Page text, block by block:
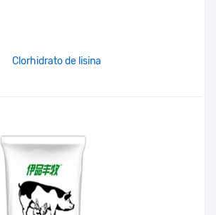
Clorhidrato de lisina